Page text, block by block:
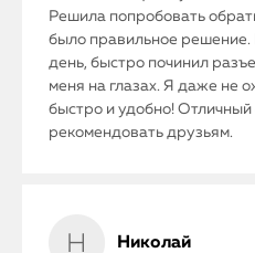
Решила попробовать
было правильное
день, быстро починил
меня на глазах. Я даже не
быстро и удобно! Отличный
рекомендовать друзьям.
Николай